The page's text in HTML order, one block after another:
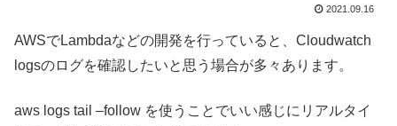
2021.09.16
AWSでLambdaなどの開発を行っていると、Cloudwatch
logsのログを確認したいと思う場合が多々あります。
aws logs tail –follow を使うことでいい感じにリアルタイ